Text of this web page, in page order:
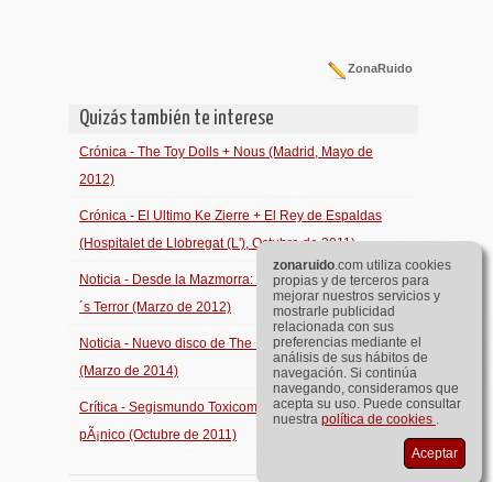
ZonaRuido
Quizás también te interese
Crónica - The Toy Dolls + Nous (Madrid, Mayo de
2012)
Crónica - El Ultimo Ke Zierre + El Rey de Espaldas
(Hospitalet de Llobregat (L'), Octubre de 2011)
Noticia - Desde la Mazmorra: Nuevo Ep de The BirraÂ
´s Terror (Marzo de 2012)
Noticia - Nuevo disco de The Birra's Terror en abril
(Marzo de 2014)
Crítica - Segismundo Toxicomano - Ke no cunda el
pÃ¡nico (Octubre de 2011)
zonaruido.com utiliza cookies
propias y de terceros para
mejorar nuestros servicios y
mostrarle publicidad
relacionada con sus
preferencias mediante el
análisis de sus hábitos de
navegación. Si continúa
navegando, consideramos que
acepta su uso. Puede consultar
nuestra política de cookies .
Aceptar